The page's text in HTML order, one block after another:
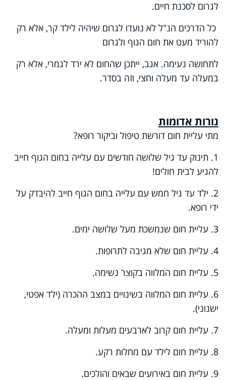
לגרום לסכנת חיים.
כל הדרכים הנ"ל לא נועדו לגרום שיהיה לילד קר, אלא רק
להוריד מעט את חום הגוף ולגרום
לתחושה נעימה. אגב, ייתכן שהחום לא ירד לגמרי, אלא רק
במעלה עד מעלה וחצי, וזה בסדר.
נורות אדומות
מתי עליית חום דורשת טיפול וביקור רופא?
1. תינוק עד גיל שלושה חודשים עם עלייה בחום הגוף חייב
להגיע לבית חולים!
2. ילד עד גיל חמש עם עלייה בחום הגוף חייב להיבדק על
ידי רופא.
3. עליית חום שנמשכת מעל שלושה ימים.
4. עליית חום שלא מגיבה לתרופות.
5. עליית חום המלווה בקוצר נשימה.
6. עליית חום המלווה בשינויים במצב ההכרה (ילד אפטי,
ישנוני).
7. עליית חום קרוב לארבעים מעלות ומעלה.
8. עליית חום לילד עם מחלות רקע.
9. עליית חום באירועים שבאים והולכים.